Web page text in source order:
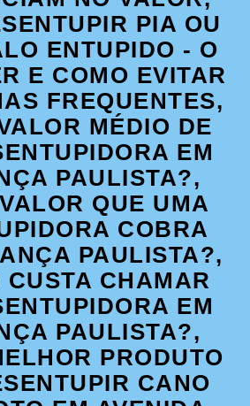
PIA OU
ENTUPIDO - O
E COMO EVITAR
FREQUENTES,
MÉDIO DE
EM
PAULISTA?,
QUE UMA
COBRA
PAULISTA?,
CUSTA CHAMAR
EM
PAULISTA?,
PRODUTO
CANO